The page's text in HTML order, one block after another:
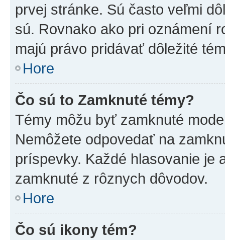
prvej stránke. Sú často veľmi
sú. Rovnako ako pri oznámení
majú právo pridávať dôležité
Hore
Čo sú to Zamknuté témy?
Témy môžu byť zamknuté
Nemôžete odpovedať na
príspevky. Každé hlasovanie je
zamknuté z rôznych dôvodov.
Hore
Čo sú ikony tém?